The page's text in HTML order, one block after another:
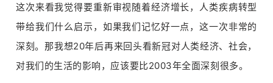
这次来看我觉得要重新审视随着经济增长，人类疾病转型
带给我们什么启示，如果我们记忆好一点，这一次非常的
深刻。那我想20年后再来回头看新冠对人类经济、社会，
对我们的生活的影响，应该要比2003年全面深刻很多。